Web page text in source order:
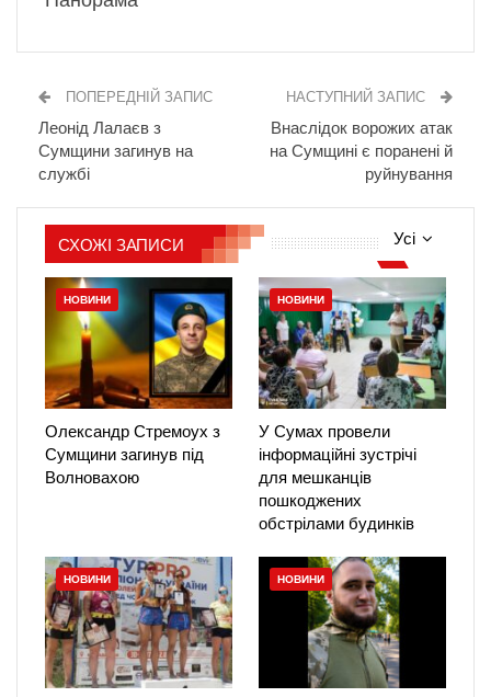
ПОПЕРЕДНІЙ ЗАПИС
Леонід Лалаєв з
Сумщини загинув на
службі
НАСТУПНИЙ ЗАПИС
Внаслідок ворожих атак
на Сумщині є поранені й
руйнування
Усі
СХОЖІ ЗАПИСИ
НОВИНИ
Олександр Стремоух з
Сумщини загинув під
Волновахою
НОВИНИ
У Сумах провели
інформаційні зустрічі
для мешканців
пошкоджених
обстрілами будинків
НОВИНИ НОВИНИ